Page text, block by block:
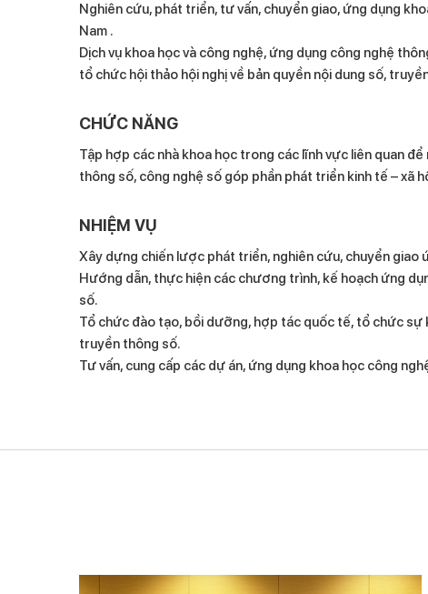
Nghiên cứu, phát triển, tư vấn, chuyển giao, ứng dụng
Nam .
Dịch vụ khoa học và công nghệ, ứng dụng công nghệ
tổ chức hội thảo hội nghị về bản quyền nội dung số,
CHỨC NĂNG
Tập hợp các nhà khoa học trong các lĩnh vực liên quan
thông số, công nghệ số góp phần phát triển kinh tế – xã
NHIỆM VỤ
Xây dựng chiến lược phát triển, nghiên cứu, chuyển giao
Hướng dẫn, thực hiện các chương trình, kế hoạch ứng
số.
Tổ chức đào tạo, bồi dưỡng, hợp tác quốc tế, tổ chức sự
truyền thông số.
Tư vấn, cung cấp các dự án, ứng dụng khoa học công